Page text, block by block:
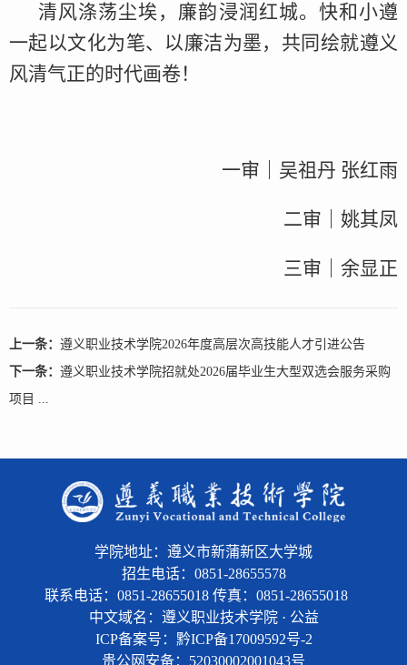
清风涤荡尘埃，廉韵浸润红城。快和小遵
一起以文化为笔、以廉洁为墨，共同绘就遵义
风清气正的时代画卷！
一审｜吴祖丹 张红雨
二审｜姚其凤
三审｜余显正
上一条： 遵义职业技术学院2026年度高层次高技能人才引进公告
下一条： 遵义职业技术学院招就处2026届毕业生大型双选会服务采购
项目 ...
学院地址：遵义市新蒲新区大学城
招生电话：0851-28655578
联系电话：0851-28655018 传真：0851-28655018
中文域名：遵义职业技术学院 · 公益
ICP备案号：黔ICP备17009592号-2
贵公网安备： 52030002001043号